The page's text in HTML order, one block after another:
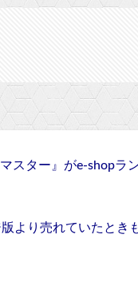
スター』がe-shopラ
より売れていたとき